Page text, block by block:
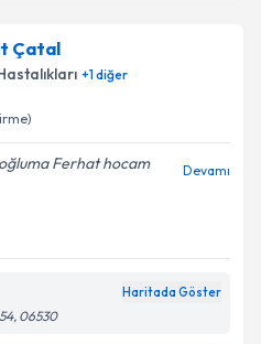
için randevu takvimi talebi
randevu almanız için bir
e-posta ile bilgilendireceğiz.
ilişkin
kişisel verilerimin belirtilen
kabul ediyorum.
Çatal
+1diğer
Ferhat hocam
Devamı
Haritada Göster
06530